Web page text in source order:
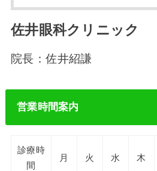
佐井眼科クリニック
院長：佐井紹謙
営業時間案内
診療時
間
月 火 水 木